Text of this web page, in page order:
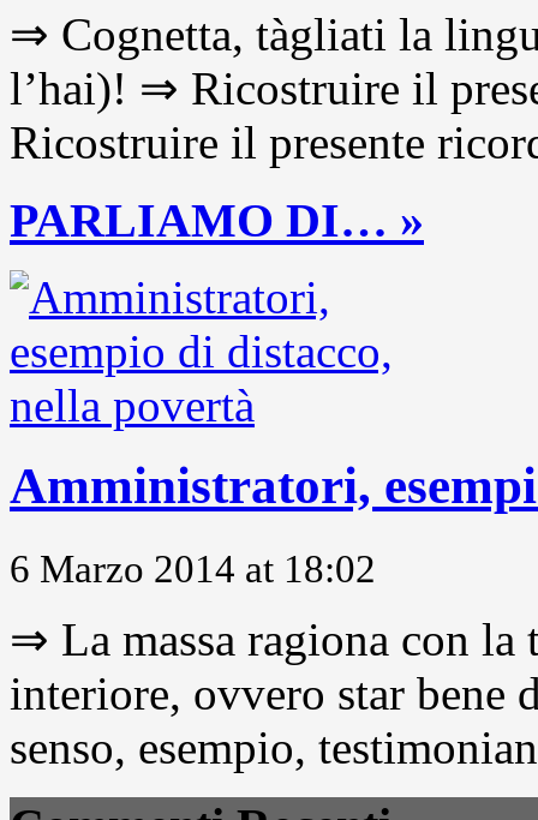
⇒ Cognetta, tàgliati la
l’hai)! ⇒ Ricostruire il
Ricostruire il presente
PARLIAMO DI… »
Amministratori,
6 Marzo 2014 at 18:02
⇒ La massa ragiona con
interiore, ovvero star
senso, esempio,